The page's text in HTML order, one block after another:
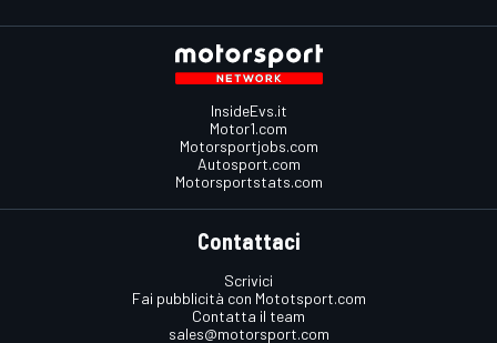
InsideEvs.it
Motor1.com
Motorsportjobs.com
Autosport.com
Motorsportstats.com
Contattaci
Scrivici
Fai pubblicità con Mototsport.com
Contatta il team
sales@motorsport.com